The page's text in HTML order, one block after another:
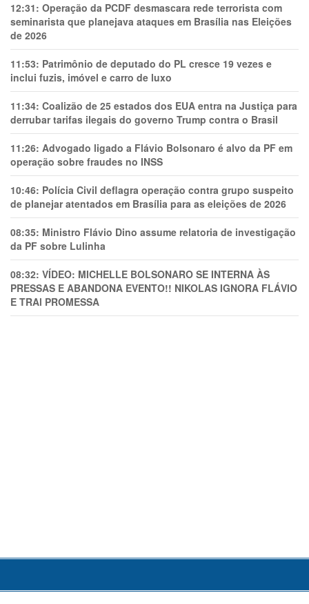
12:31: Operação da PCDF desmascara rede terrorista com
seminarista que planejava ataques em Brasília nas Eleições
de 2026
11:53: Patrimônio de deputado do PL cresce 19 vezes e
inclui fuzis, imóvel e carro de luxo
11:34: Coalizão de 25 estados dos EUA entra na Justiça para
derrubar tarifas ilegais do governo Trump contra o Brasil
11:26: Advogado ligado a Flávio Bolsonaro é alvo da PF em
operação sobre fraudes no INSS
10:46: Polícia Civil deflagra operação contra grupo suspeito
de planejar atentados em Brasília para as eleições de 2026
08:35: Ministro Flávio Dino assume relatoria de investigação
da PF sobre Lulinha
08:32: VÍDEO: MICHELLE BOLSONARO SE INTERNA ÀS
PRESSAS E ABANDONA EVENTO!! NIKOLAS IGNORA FLÁVIO
E TRAl PROMESSA